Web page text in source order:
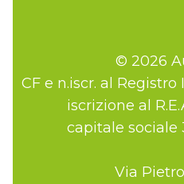
© 2026
CF e n.iscr. al Registro
iscrizione al
capitale sociale
Via